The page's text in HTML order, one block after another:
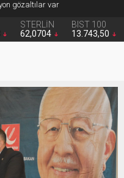
gözaltılar var
STERLİN
62,0704
BIST 100
13.743,50